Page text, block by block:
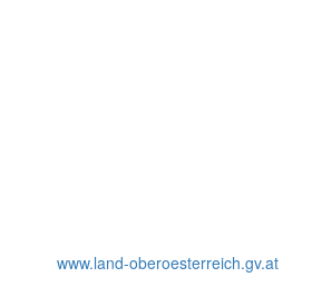
www.land-oberoesterreich.gv.at